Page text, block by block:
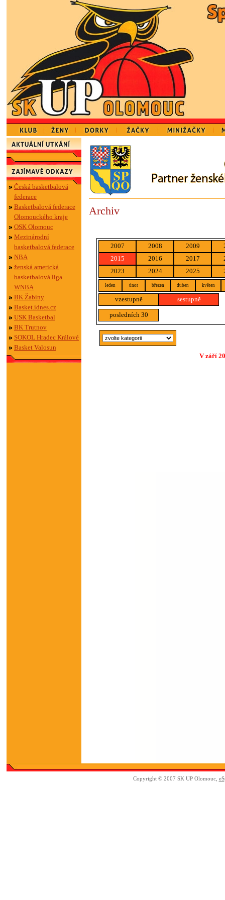
Česká basketbalová
federace
Basketbalová federace
Olomouckého kraje
OSK Olomouc
Mezinárodní
basketbalová federace
NBA
ženská americká
basketbalová liga
WNBA
BK Žabiny
Basket.idnes.cz
USK Basketbal
BK Trutnov
SOKOL Hradec Králové
Basket Valosun
Archiv
2007 2008 2009
2015
2016 2017
2023
2024 2025
leden únor březen duben květen
vzestupně sestupně
posledních 30
V září
Copyright © 2007 SK UP Olomouc,